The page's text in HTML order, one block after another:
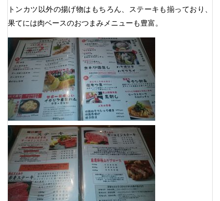
トンカツ以外の揚げ物はもちろん、ステーキも揃っており、
果てには肉ベースのおつまみメニューも豊富。